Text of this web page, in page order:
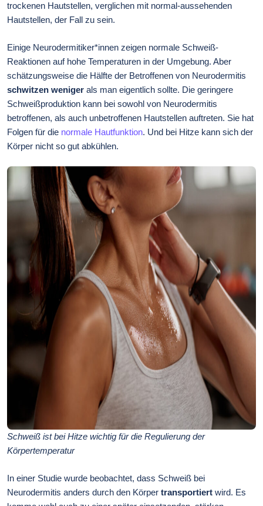
trockenen Hautstellen, verglichen mit normal-aussehenden
Hautstellen, der Fall zu sein.
Einige Neurodermitiker*innen zeigen normale Schweiß-
Reaktionen auf hohe Temperaturen in der Umgebung. Aber
schätzungsweise die Hälfte der Betroffenen von Neurodermitis
schwitzen weniger als man eigentlich sollte. Die geringere
Schweißproduktion kann bei sowohl von Neurodermitis
betroffenen, als auch unbetroffenen Hautstellen auftreten. Sie hat
Folgen für die normale Hautfunktion. Und bei Hitze kann sich der
Körper nicht so gut abkühlen.
Schweiß ist bei Hitze wichtig für die Regulierung der
Körpertemperatur
In einer Studie wurde beobachtet, dass Schweiß bei
Neurodermitis anders durch den Körper transportiert wird. Es